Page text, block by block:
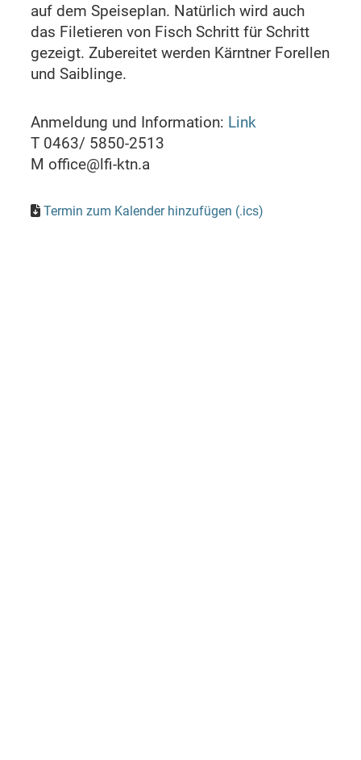
auf dem Speiseplan. Natürlich wird auch
das Filetieren von Fisch Schritt für Schritt
gezeigt. Zubereitet werden Kärntner Forellen
und Saiblinge.
Anmeldung und Information: Link
T 0463/ 5850-2513
M office@lfi-ktn.a
Termin zum Kalender hinzufügen (.ics)